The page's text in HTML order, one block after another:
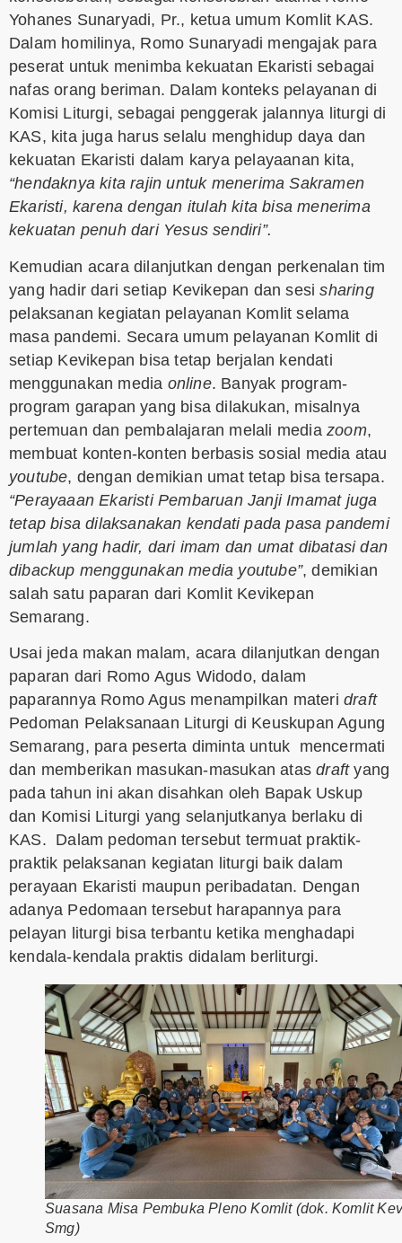
Yohanes Sunaryadi, Pr., ketua umum Komlit KAS.
Dalam homilinya, Romo Sunaryadi mengajak para
peserat untuk menimba kekuatan Ekaristi sebagai
nafas orang beriman. Dalam konteks pelayanan di
Komisi Liturgi, sebagai penggerak jalannya liturgi di
KAS, kita juga harus selalu menghidup daya dan
kekuatan Ekaristi dalam karya pelayaanan kita,
“hendaknya kita rajin untuk menerima Sakramen
Ekaristi, karena dengan itulah kita bisa menerima
kekuatan penuh dari Yesus sendiri”.
Kemudian acara dilanjutkan dengan perkenalan tim
yang hadir dari setiap Kevikepan dan sesi sharing
pelaksanan kegiatan pelayanan Komlit selama
masa pandemi. Secara umum pelayanan Komlit di
setiap Kevikepan bisa tetap berjalan kendati
menggunakan media online. Banyak program-
program garapan yang bisa dilakukan, misalnya
pertemuan dan pembalajaran melali media zoom,
membuat konten-konten berbasis sosial media atau
youtube, dengan demikian umat tetap bisa tersapa.
“Perayaaan Ekaristi Pembaruan Janji Imamat juga
tetap bisa dilaksanakan kendati pada pasa pandemi
jumlah yang hadir, dari imam dan umat dibatasi dan
dibackup menggunakan media youtube”, demikian
salah satu paparan dari Komlit Kevikepan
Semarang.
Usai jeda makan malam, acara dilanjutkan dengan
paparan dari Romo Agus Widodo, dalam
paparannya Romo Agus menampilkan materidraft
Pedoman Pelaksanaan Liturgi di Keuskupan Agung
Semarang, para peserta diminta untuk mencermati
dan memberikan masukan-masukan atasdraftyang
pada tahun ini akan disahkan oleh Bapak Uskup
dan Komisi Liturgi yang selanjutkanya berlaku di
KAS. Dalam pedoman tersebut termuat praktik-
praktik pelaksanan kegiatan liturgi baik dalam
perayaan Ekaristi maupun peribadatan. Dengan
adanya Pedomaan tersebut harapannya para
pelayan liturgi bisa terbantu ketika menghadapi
kendala-kendala praktis didalam berliturgi.
Suasana Misa Pembuka Pleno Komlit (dok. Komlit
Smg)